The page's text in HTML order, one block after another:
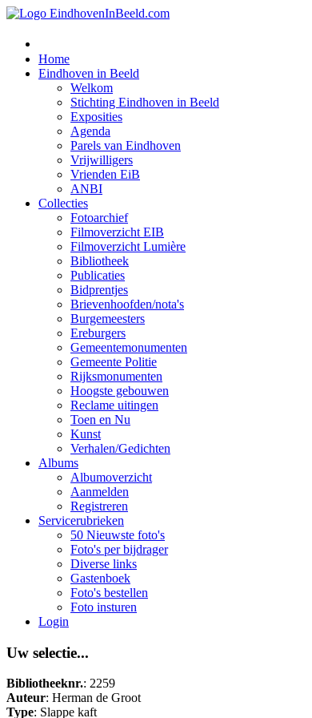
Home
Eindhoven in Beeld
Welkom
Stichting Eindhoven in Beeld
Exposities
Agenda
Parels van Eindhoven
Vrijwilligers
Vrienden EiB
ANBI
Collecties
Fotoarchief
Filmoverzicht EIB
Filmoverzicht Lumière
Bibliotheek
Publicaties
Bidprentjes
Brievenhoofden/nota's
Burgemeesters
Ereburgers
Gemeentemonumenten
Gemeente Politie
Rijksmonumenten
Hoogste gebouwen
Reclame uitingen
Toen en Nu
Kunst
Verhalen/Gedichten
Albums
Albumoverzicht
Aanmelden
Registreren
Servicerubrieken
50 Nieuwste foto's
Foto's per bijdrager
Diverse links
Gastenboek
Foto's bestellen
Foto insturen
Login
Uw selectie...
Bibliotheeknr.: 2259
Auteur: Herman de Groot
Type: Slappe kaft